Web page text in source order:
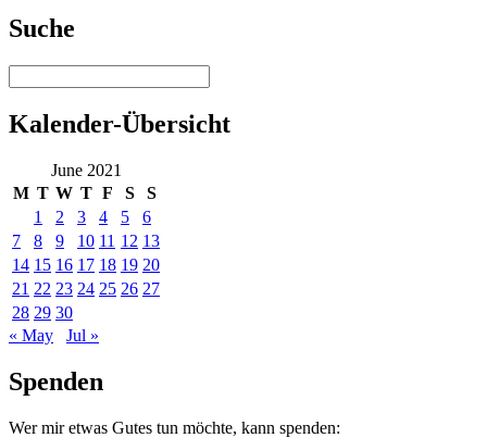
Suche
Kalender-Übersicht
June 2021
M T W T F S
S
1
2 3 4 5
6
7
8 9 10 11 12 13
14 15 16 17 18 19 20
21 22 23 24 25 26 27
28 29 30
« May
Jul »
Spenden
Wer mir etwas Gutes tun möchte, kann spenden: